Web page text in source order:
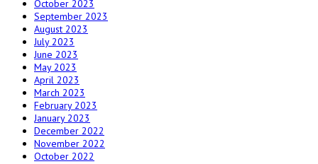
October 2023
September 2023
August 2023
July 2023
June 2023
May 2023
April 2023
March 2023
February 2023
January 2023
December 2022
November 2022
October 2022